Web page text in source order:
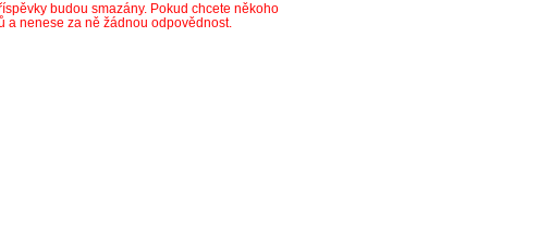
budou smazány. Pokud chcete někoho
a nenese za ně žádnou odpovědnost.